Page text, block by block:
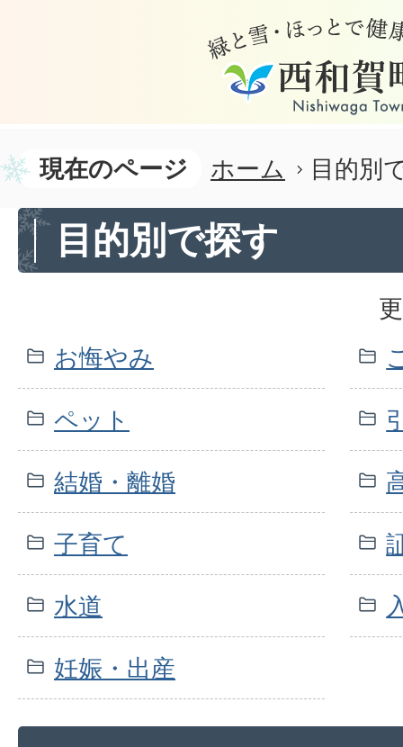
現在のページ ホーム 目的別
目的別で探す
お悔やみ
ペット
結婚・離婚
子育て
水道
妊娠・出産